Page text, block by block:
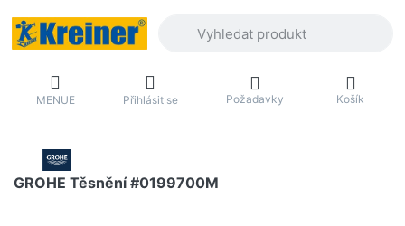
MENUE Přihlásit se Požadavky Košík
GROHE Těsnění #0199700M